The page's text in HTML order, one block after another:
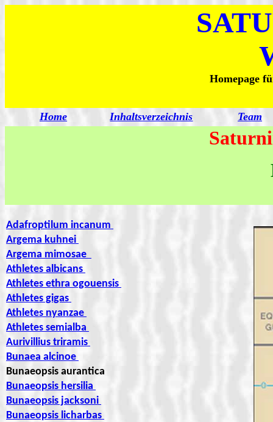
Homepage
Home Inhaltsverzeichnis Team
Adafroptilum incanum
Argema kuhnei
Argema mimosae
Athletes albicans
Athletes ethra ogouensis
Athletes gigas
Athletes nyanzae
Athletes semialba
Aurivillius triramis
Bunaea alcinoe
Bunaeopsis aurantica
Bunaeopsis hersilia
Bunaeopsis jacksoni
Bunaeopsis licharbas